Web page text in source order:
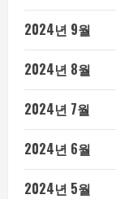
2024년 9월
2024년 8월
2024년 7월
2024년 6월
2024년 5월